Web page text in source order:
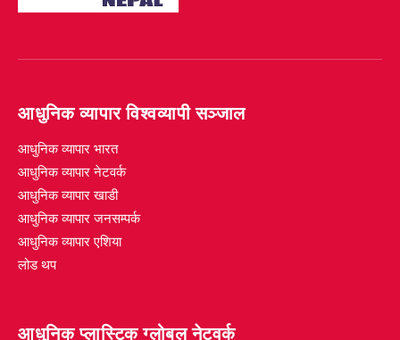
आधुनिक व्यापार विश्वव्यापी सञ्जाल
आधुनिक व्यापार भारत
आधुनिक व्यापार नेटवर्क
आधुनिक व्यापार खाडी
आधुनिक व्यापार जनसम्पर्क
आधुनिक व्यापार एशिया
लोड थप
आधुनिक प्लास्टिक ग्लोबल नेटवर्क